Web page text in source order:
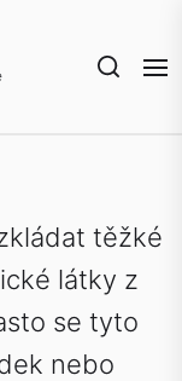
těžké
látky z
se tyto
nebo